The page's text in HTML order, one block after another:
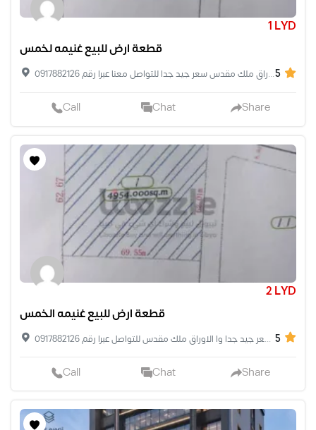
1 LYD
قطعة ارض للبيع غنيمه لخمس
قطعة ارض للبيع في اغنيمه الله يبارك مساحة الأرض 5000 بيه وجيهتين عرض طريق 10 متر تبعد عليه البحر 1.5 كيلومتر الاوراق ملك مقدس سعر جيد جدا للتواصل معنا عبرا رقم 09178821265
Call Chat Share
2 LYD
قطعة ارض للبيع غنيمه الخمس
قطعة ارض للبيع غنيمه ب بيه وجيهتين مساحة الأرض 5000 تبعد عليه البحر 1.5 كيلومتر عرض طريق 10 متر بي سعر جيد جدا وا الاوراق ملك مقدس للتواصل عبرا رقم 0917882126 5
Call Chat Share